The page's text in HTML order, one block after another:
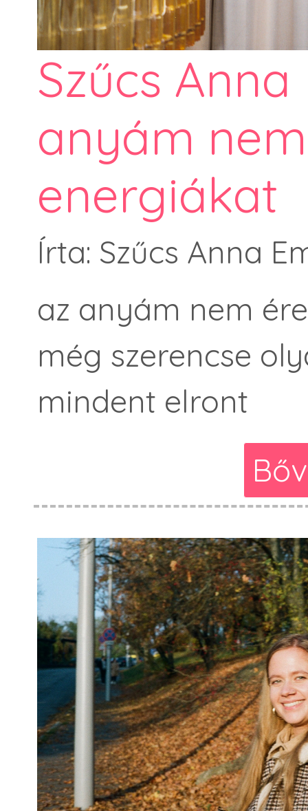
Szűcs
anyám
energiákat
Írta: Szűcs Anna
az anyám nem
még szerencse
mindent elront